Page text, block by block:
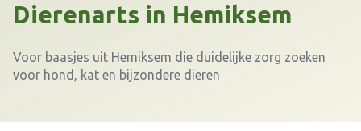
Dierenarts in Hemiksem
Voor baasjes uit Hemiksem die duidelijke zorg zoeken
voor hond, kat en bijzondere dieren